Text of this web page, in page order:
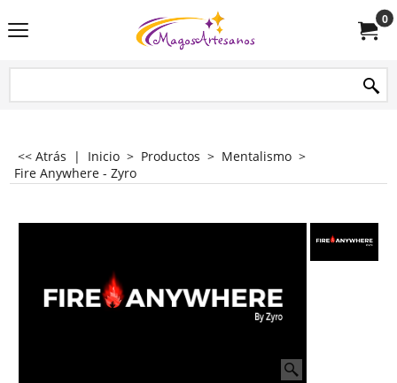
0
<< Atrás | Inicio > Productos > Mentalismo >
Fire Anywhere - Zyro